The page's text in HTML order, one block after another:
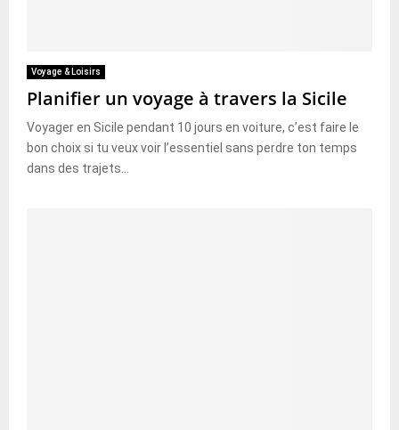
Voyage & Loisirs
Planifier un voyage à travers la Sicile
Voyager en Sicile pendant 10 jours en voiture, c’est faire le
bon choix si tu veux voir l’essentiel sans perdre ton temps
dans des trajets...